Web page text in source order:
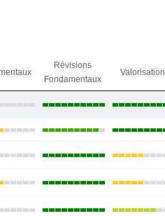
Révisions
Fondamentaux
Valorisation